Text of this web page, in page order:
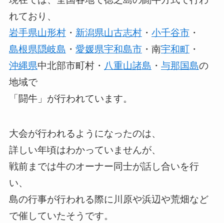
れており、
岩手県山形村・ 新潟県山古志村・ 小千谷市・
島根県隠岐島 ・ 愛媛県宇和島市・南宇和町・
沖縄県中北部市町村・ 八重山諸島 ・ 与那国島の
地域で
「闘牛」が行われています。
大会が行われるようになったのは、
詳しい年頃はわかっていませんが、
戦前までは牛のオーナー同士が話し合いを行
い、
島の行事が行われる際に川原や浜辺や荒畑など
で催していたそうです。